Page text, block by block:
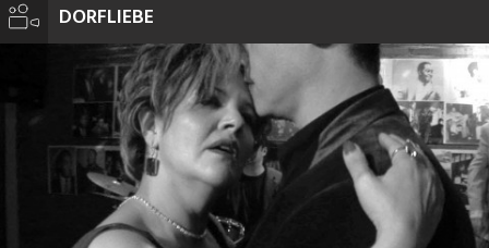
DORFLIEBE